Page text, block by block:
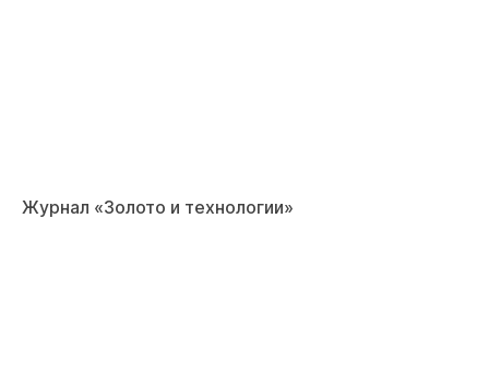
Журнал «Золото и технологии»